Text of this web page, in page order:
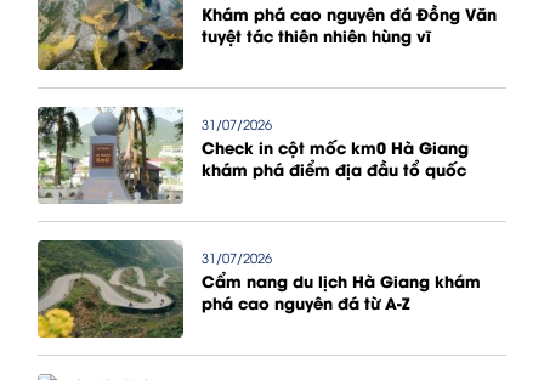
Khám phá cao nguyên đá Đồng Văn
tuyệt tác thiên nhiên hùng vĩ
31/07/2026
Check in cột mốc km0 Hà Giang
khám phá điểm địa đầu tổ quốc
31/07/2026
Cẩm nang du lịch Hà Giang khám
phá cao nguyên đá từ A-Z